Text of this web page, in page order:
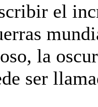
el
la
ser